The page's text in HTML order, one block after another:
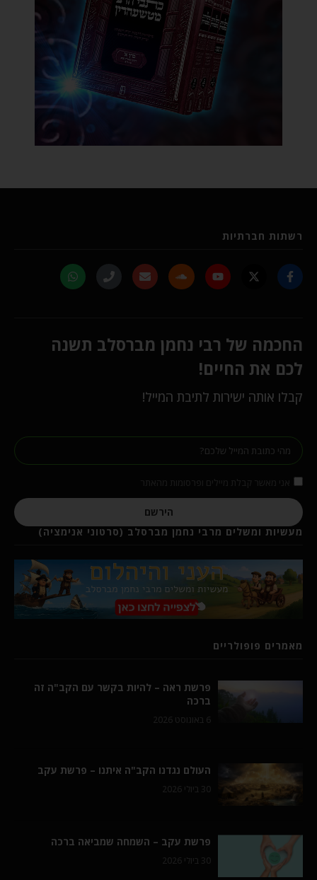
רשתות חברתיות
החכמה של רבי נחמן מברסלב תשנה
לכם את החיים!
קבלו אותה ישירות לתיבת המייל!
הירשם
מעשיות ומשלים מרבי נחמן מברסלב (סרטוני אנימציה)
מאמרים פופולריים
פרשת ראה – להיות בקשר עם הקב"ה זה
ברכה
6 באוגוסט 2026
העולם נגדנו הקב"ה איתנו – פרשת עקב
30 ביולי 2026
פרשת עקב – השמחה שמביאה ברכה
30 ביולי 2026